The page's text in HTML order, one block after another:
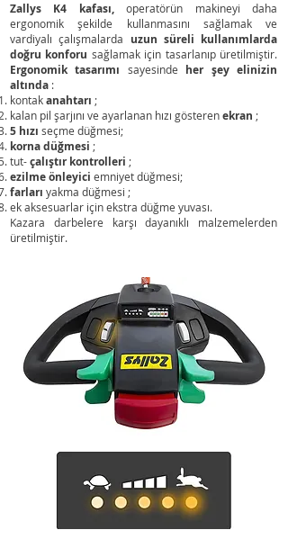
Zallys K4 kafası,operatörün makineyi daha
ergonomik şekilde kullanmasını sağlamak ve
vardiyalı çalışmalarda uzun süreli kullanımlarda
doğru konforu sağlamak için tasarlanıp üretilmiştir.
Ergonomik tasarımı sayesinde her şey elinizin
altında :
kontakanahtarı ;
kalan pil şarjını ve ayarlanan hızı gösterenekran ;
5 hızı seçme düğmesi;
korna düğmesi ;
tut-çalıştır kontrolleri ;
ezilme önleyici emniyet düğmesi;
farları yakma düğmesi ;
ek aksesuarlar için ekstra düğme yuvası.
Kazara darbelere karşı dayanıklı malzemelerden
üretilmiştir.